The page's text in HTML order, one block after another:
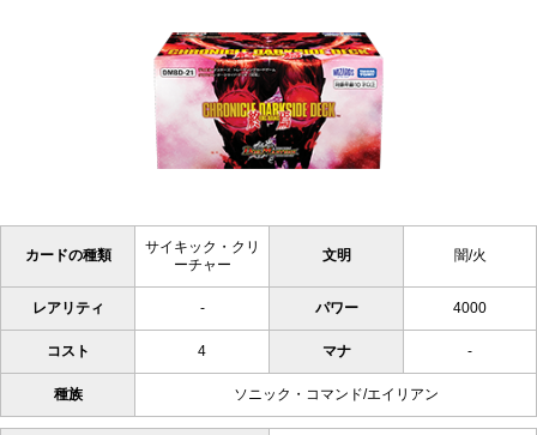
カードの種類
サイキック・クリ
ーチャー
文明 闇/火
レアリティ - パワー 4000
コスト 4 マナ -
種族 ソニック・コマンド/エイリアン